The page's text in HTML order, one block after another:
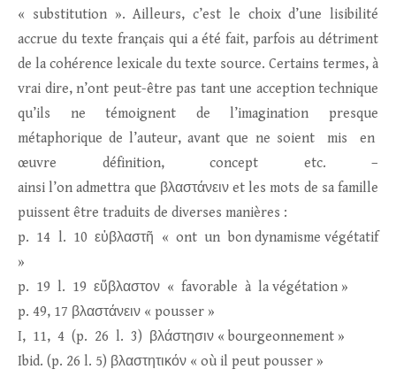
« substitution ». Ailleurs, c’est le choix d’une lisibilité
accrue du texte français qui a été fait, parfois au détriment
de la cohérence lexicale du texte source. Certains termes, à
vrai dire, n’ont peut-être pas tant une acception technique
qu’ils ne témoignent de l’imagination presque
métaphorique de l’auteur, avant que ne soient mis en
œuvre définition, concept etc. –
ainsi l’on admettra que βλαστάνειν et les mots de sa famille
puissent être traduits de diverses manières :
p. 14 l. 10 εὐβλαστῆ « ont un bon dynamisme végétatif
»
p. 19 l. 19 εὔβλαστον « favorable à la végétation »
p. 49, 17 βλαστάνειν « pousser »
I, 11, 4 (p. 26 l. 3) βλάστησιν « bourgeonnement »
Ibid. (p. 26 l. 5) βλαστητικόν « où il peut pousser »